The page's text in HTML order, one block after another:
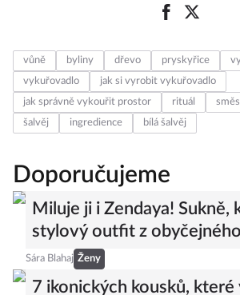
vůně byliny dřevo pryskyřice
vykuřovadlo
jak si vyrobit vykuřovadlo
jak správně vykouřit prostor
rituál směs
šalvěj
ingredience bílá šalvěj
Doporučujeme
Miluje ji i Zendaya! Sukně,
stylový outfit z
Sára Blahaj Ženy
7 ikonických kousků, které